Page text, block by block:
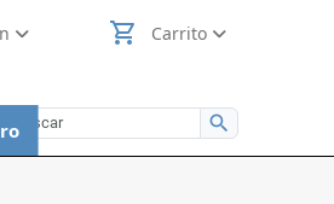
shopping_cart Carrito
search